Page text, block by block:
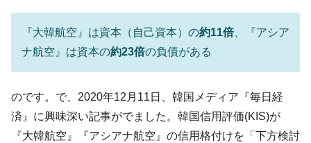
『Money1』
韓国「2026年07月の輸出入」絶好調。半導
体だけで410億ドル、輸出全体の41％もある
『Money1』
韓国･李在明「青年層の雇用状況が悪い。せ
や、若者に起業させよう」⇒ どんな雇用対策だソレ。
『Money1』
【韓国の外貨準備】2026年07月は4,279億ド
ル。外平債の発行「19.4億ドル」
『Money1』
韓国「ここは北朝鮮なのか。選管がサーバ
『大韓航空』は資本（自己資本）の約11倍、『アシア
ナ航空』は資本の約23倍の負債がある
のです。で、2020年12月11日、韓国メディア『毎日経
済』に興味深い記事がでました。韓国信用評価(KIS)が
『大韓航空』『アシアナ航空』の信用格付けを「下方検討